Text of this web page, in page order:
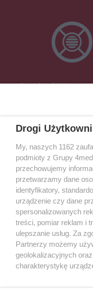
Specjalnie dla Was
Śrem,
Kontakt
Regulamin
Regulamin
Zapisz
Dołącz do grona
Drogi
My, naszych 1162
podmioty z Grupy
przechowujemy
przetwarzamy dane
identyfikatory,
urządzenie czy dane
spersonalizowanych
treści, pomiar reklam i
ulepszanie usług. Za
Partnerzy możemy
geolokalizacyjnych
charakterystykę